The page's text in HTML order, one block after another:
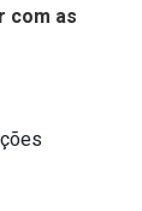
com as